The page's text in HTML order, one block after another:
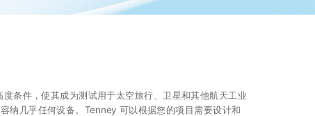
条件，使其成为测试用于太空旅行、卫星和其他航天工业
纳几乎任何设备。Tenney 可以根据您的项目需要设计和